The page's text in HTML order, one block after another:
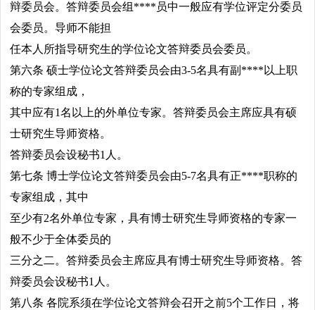
辩委员会。答辩委员会组****员中一般应有学位评定分委员
会委员。导师不能担
任本人所指导研究生的学位论文答辩委员会委员。
第六条 硕士学位论文答辩委员会由3-5名具有副****以上职
称的专家组成，
其中应有1名以上的外单位专家。答辩委员会主席应具有硕
士研究生导师资格。
答辩委员会设秘书1人。
第七条 博士学位论文答辩委员会由5-7名具有正****职称的
专家组成，其中
至少有2名外单位专家，具有博士研究生导师资格的专家一
般不少于全体委员的
三分之二。答辩委员会主席应具有博士研究生导师资格。答
辩委员会设秘书1人。
第八条 各院系须在学位论文答辩会召开之前5个工作日，将